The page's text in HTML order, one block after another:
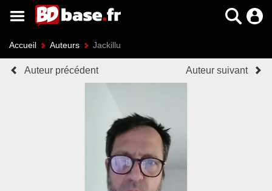
Accueil Auteurs Jackillu
Auteur précédent Auteur suivant